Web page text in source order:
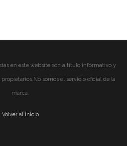
en este website son a título informativo y
somos el servicio oficial de la
marca.
Volver al inicio